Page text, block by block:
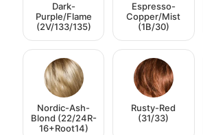
Dark-
Purple/Flame
(2V/133/135)
Espresso-
Copper/Mist
(1B/30)
Nordic-Ash-
Blond (22/24R-
16+Root14)
Rusty-Red
(31/33)